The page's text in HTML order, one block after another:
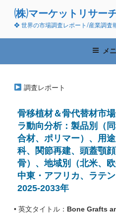
ン
(株)マーケットリサー
❖ 世界の市場調査レポート/産業調査
メ
調査レポート
骨移植材＆骨代替材市
ラ動向分析：製品別（
合材、ポリマー）、用
科、関節再建、頭蓋顎
骨）、地域別（北米、
中東・アフリカ、ラテ
2025-2033年
• 英文タイトル： Bone Grafts